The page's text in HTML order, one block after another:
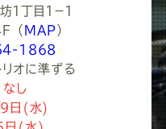
１丁目１−１
（ MAP ）
1868
オに準ずる
なし
日(水)